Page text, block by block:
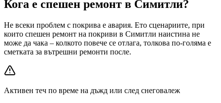
Кога е спешен ремонт в Симитли?
Не всеки проблем с покрива е авария. Ето сценариите, при
които спешен ремонт на покриви в Симитли наистина не
може да чака – колкото повече се отлага, толкова по-голяма е
сметката за вътрешни ремонти после.
Активен теч по време на дъжд или след снеговалеж